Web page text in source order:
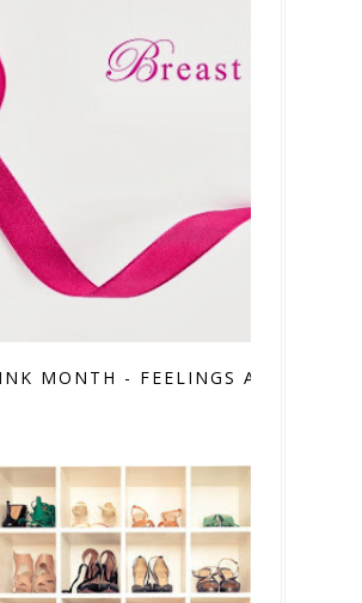
MONTH - FEELINGS ABOUT